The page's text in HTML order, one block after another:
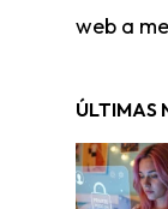
web a
ÚLTIMAS